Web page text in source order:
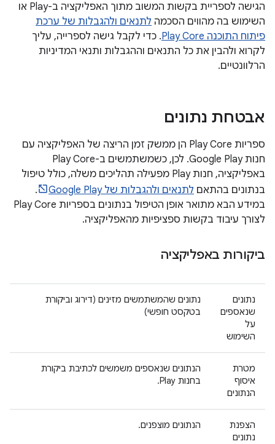
הגישה לספריית בקשות המשוב מתוך האפליקציה ב-Play או
השימוש בה מהווים הסכמה לתנאים ולהגבלות של ערכת
פיתוח התוכנה Play Core
. כדי לקבל גישה לספרייה, עליך
לקרוא ולהבין את כל התנאים וההגבלות ותנאי המדיניות
הרלוונטיים.
אבטחת נתונים
ספריות Play Core הן ממשק זמן הריצה של האפליקציה עם
חנות Google Play. לכן, כשמשתמשים ב-Play Core
באפליקציה, חנות Play מפעילה תהליכים משלה, כולל טיפול
בנתונים בהתאם לתנאים ולהגבלות של Google Play
.
במידע הבא מתואר אופן הטיפול בנתונים בספריות Play Core
לצורך עיבוד בקשות ספציפיות מהאפליקציה.
ביקורות באפליקציה
נתונים
שנאספים
על
השימוש
נתונים שהמשתמשים מזינים (דירוג וביקורת
בטקסט חופשי)
מטרת
איסוף
הנתונים
הנתונים שנאספים משמשים לכתיבת ביקורת
בחנות Play.
הצפנת
נתונים
הנתונים מוצפנים.